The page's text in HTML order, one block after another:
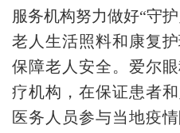
服务机构努力做好“守
老人生活照料和康复
保障老人安全。爱尔
疗机构，在保证患者
医务人员参与当地疫